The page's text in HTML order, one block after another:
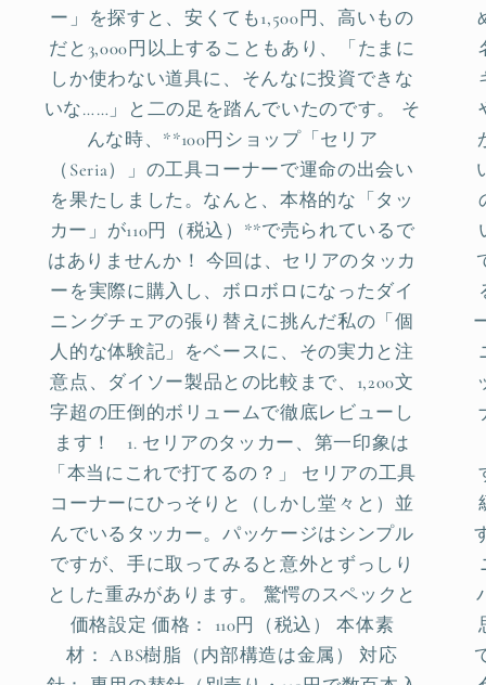
ー」を探すと、安くても1,500円、高いもの
だと3,000円以上することもあり、「たまに
しか使わない道具に、そんなに投資できな
いな……」と二の足を踏んでいたのです。 そ
んな時、**100円ショップ「セリア
（Seria）」の工具コーナーで運命の出会い
を果たしました。なんと、本格的な「タッ
カー」が110円（税込）**で売られているで
はありませんか！ 今回は、セリアのタッカ
ーを実際に購入し、ボロボロになったダイ
ニングチェアの張り替えに挑んだ私の「個
人的な体験記」をベースに、その実力と注
意点、ダイソー製品との比較まで、1,200文
字超の圧倒的ボリュームで徹底レビューし
ます！ 1. セリアのタッカー、第一印象は
「本当にこれで打てるの？」 セリアの工具
コーナーにひっそりと（しかし堂々と）並
んでいるタッカー。パッケージはシンプル
ですが、手に取ってみると意外とずっしり
とした重みがあります。 驚愕のスペックと
価格設定 価格： 110円（税込） 本体素
材： ABS樹脂（内部構造は金属） 対応